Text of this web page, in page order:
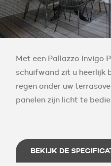
Met een Pallazzo Invigo
schuifwand zit u heerlijk
regen onder uw
panelen zijn licht te
BEKIJK DE